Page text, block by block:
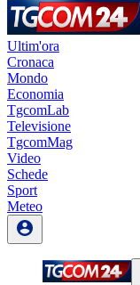
Ultim'ora
Cronaca
Mondo
Economia
TgcomLab
Televisione
TgcomMag
Video
Schede
Sport
Meteo